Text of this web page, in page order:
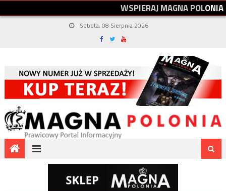
WSPIERAJMAGNAPOLONIA
Sobota, 08 Sierpnia 2026